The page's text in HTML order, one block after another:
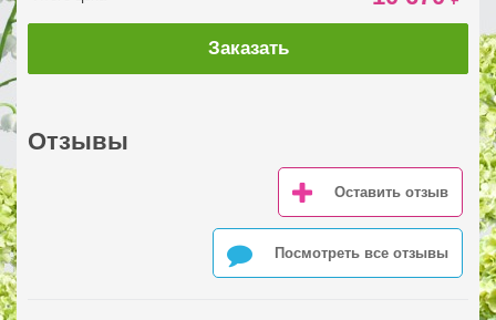
Заказать
Отзывы
Оставить отзыв
Посмотреть все отзывы